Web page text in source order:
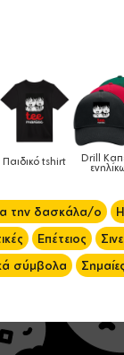
Καπέλα
ενηλίκων
την δασκάλα/ο
Επέτειος
σύμβολα